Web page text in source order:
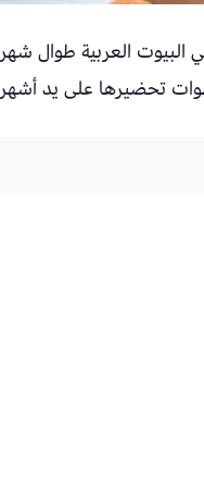
البيوت العربية طوال
تحضيرها على يد أشهر